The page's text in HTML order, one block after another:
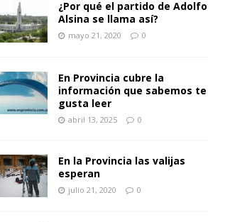
¿Por qué el partido de Adolfo
Alsina se llama así?
mayo 21, 2020 0
En Provincia cubre la
información que sabemos te
gusta leer
abril 13, 2025 0
En la Provincia las valijas
esperan
julio 21, 2020 0